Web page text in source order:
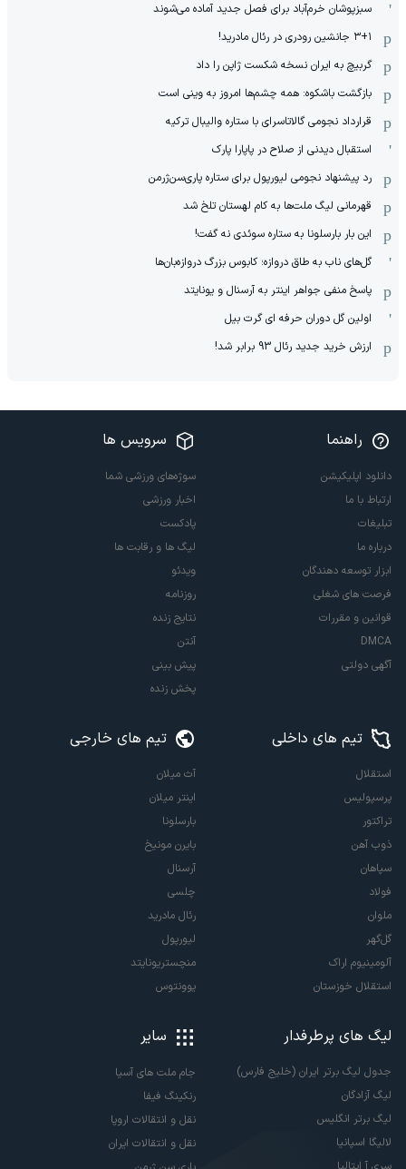
سبزپوشان خرم‌آباد برای فصل جدید آماده می‌شوند
۳+۱ جانشین رودری در رئال مادرید!
گربیچ به ایران نسخه شکست ژاپن را داد
بازگشت باشکوه: همه چشم‌ها امروز به وینی است
قرارداد نجومی گالاتاسرای با ستاره والیبال ترکیه
استقبال دیدنی از صلاح در پاپارا پارک
رد پیشنهاد نجومی لیورپول برای ستاره پاری‌سن‌ژرمن
قهرمانی لیگ ملت‌ها به کام لهستان تلخ شد
این بار بارسلونا به ستاره سوئدی نه گفت!
گل‌های ناب به طاق دروازه؛ کابوس بزرگ دروازه‌بان‌ها
پاسخ منفی جواهر اینتر به آرسنال و یونایتد
اولین گل دوران حرفه ای گرت بیل
ارزش خرید جدید رئال 93 برابر شد!
راهنما
دانلود اپلیکیشن
ارتباط با ما
تبلیغات
درباره ما
ابزار توسعه دهندگان
فرصت های شغلی
قوانین و مقررات
DMCA
آگهی دولتی
سرویس ها
سوژه‌های ورزشی شما
اخبار ورزشی
پادکست
لیگ ها و رقابت ها
ویدئو
روزنامه
نتایج زنده
آنتن
پیش بینی
پخش زنده
تیم های داخلی
استقلال
پرسپولیس
تراکتور
ذوب آهن
سپاهان
فولاد
ملوان
گل‌گهر
آلومینیوم اراک
استقلال خوزستان
تیم های خارجی
آث میلان
اینتر میلان
بارسلونا
بایرن مونیخ
آرسنال
چلسی
رئال مادرید
لیورپول
منچستریونایتد
یوونتوس
لیگ های پرطرفدار
جدول لیگ برتر ایران (خلیج فارس)
لیگ آزادگان
لیگ برتر انگلیس
لالیگا اسپانیا
سایر
جام ملت های آسیا
رنکینگ فیفا
نقل و انتقالات اروپا
نقل و انتقالات ایران